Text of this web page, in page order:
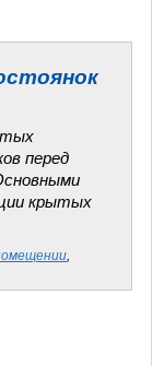
перед
крытых
,